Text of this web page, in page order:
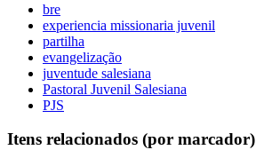
bre
experiencia missionaria juvenil
partilha
evangelização
juventude salesiana
Pastoral Juvenil Salesiana
PJS
Itens relacionados (por marcador)